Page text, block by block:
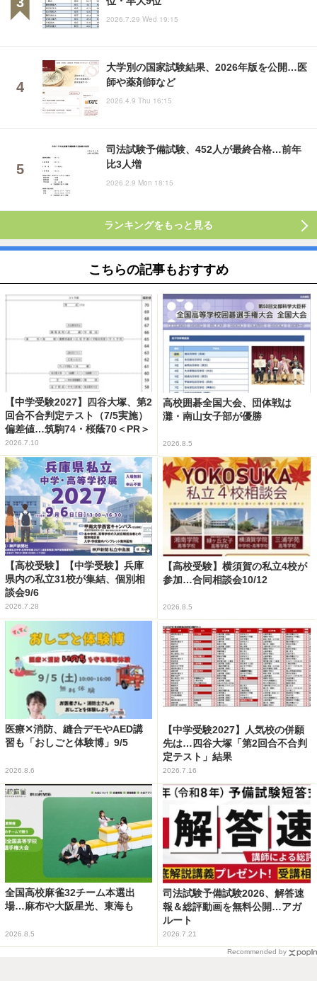
2026.7.29 Wed 19:15
大学別の国家試験結果、2026年版を公開…医
師や薬剤師など
2026.4.9 Thu 16:15
司法試験予備試験、452人が最終合格…前年
比3人増
2026.2.9 Mon 18:15
ランキングをもっと見る
こちらの記事もおすすめ
【中学受験2027】四谷大塚、第2
回合不合判定テスト（7/5実施）
偏差値…筑駒74・桜蔭70＜PR＞
2026.7.10
高校囲碁全国大会、団体戦は
灘・南山女子部が優勝
2026.8.5
【高校受験】【中学受験】兵庫
県内の私立31校が集結、個別相
談会9/6
2026.7.28
【高校受験】横須賀の私立4校が
参加…合同相談会10/12
2026.8.5
医療✕消防、縫合デモやAED講
習も「おしごと体験博」9/5
2026.8.6
【中学受験2027】人気校の併願
先は…四谷大塚「第2回合不合判
定テスト」結果
2026.7.16
全国高校麻雀32チーム本選出
場…麻布や大阪星光、東海も
2026.8.5
司法試験予備試験2026、解答速
報＆総評動画を無料公開…アガ
ルート
2026.7.21
Recommended by